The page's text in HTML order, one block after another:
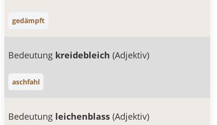
gedämpft
Bedeutung kreidebleich(Adjektiv)
aschfahl
Bedeutung leichenblass(Adjektiv)